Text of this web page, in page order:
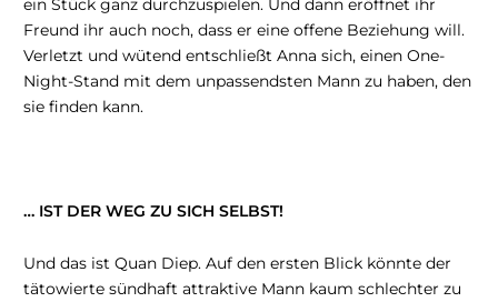
ein Stück ganz durchzuspielen. Und dann eröffnet ihr
Freund ihr auch noch, dass er eine offene Beziehung will.
Verletzt und wütend entschließt Anna sich, einen One-
Night-Stand mit dem unpassendsten Mann zu haben, den
sie finden kann.
… IST DER WEG ZU SICH SELBST!
Und das ist Quan Diep. Auf den ersten Blick könnte der
tätowierte sündhaft attraktive Mann kaum schlechter zu